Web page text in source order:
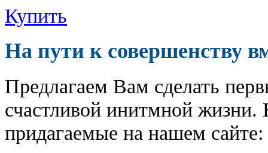
Купить
На пути к совершенству
Предлагаем Вам сделать
счастливой инитмной жизни.
придагаемые на нашем сайте: